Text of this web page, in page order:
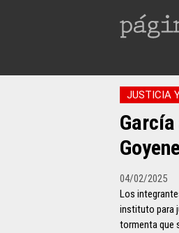
JUSTICIA
04/02/2025
Los
instituto para
tormenta que